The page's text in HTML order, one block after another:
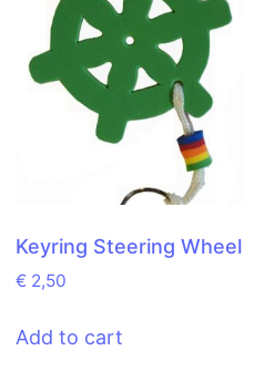
Keyring Steering Wheel
€ 2,50
Add to cart